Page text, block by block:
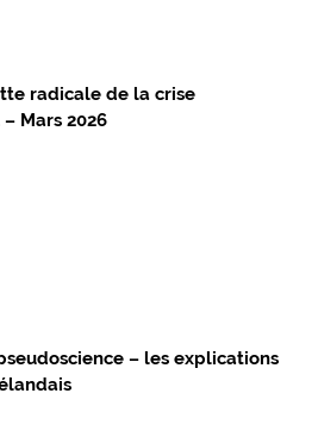
radicale de la crise
Mars 2026
– les explications